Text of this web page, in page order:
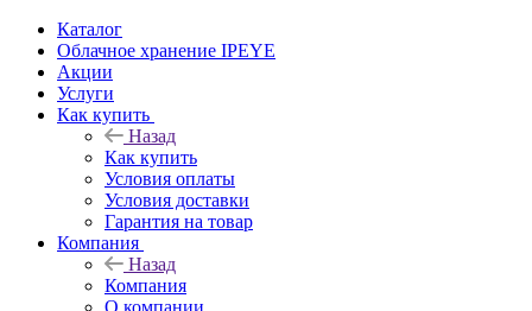
Каталог
Облачное хранение IPEYE
Акции
Услуги
Как купить
Назад
Как купить
Условия оплаты
Условия доставки
Гарантия на товар
Компания
Назад
Компания
О компании